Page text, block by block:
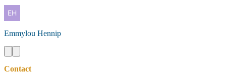
Emmylou Hennip
Contact